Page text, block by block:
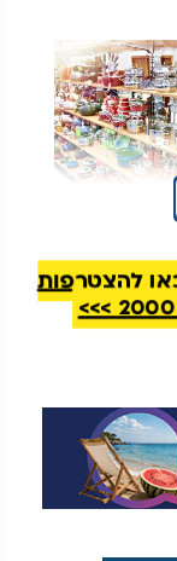
כלים
מיהודי?
חמישי
בשיעור
או דג, ויש
מלך
עירוב"
לאפויי
כל צרכנא
מותר לנו
להצטרפות